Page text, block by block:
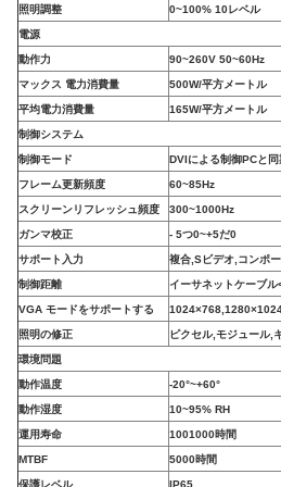
照明調整 0~100% 10レベル
電源
動作力 90~260V 50~60Hz
マックス 電力消費量 500W/平方メートル
平均電力消費量 165W/平方メートル
制御システム
制御モード DVIによる制御PCと同
フレーム更新頻度 60~85Hz
スクリーンリフレッシュ頻度 300~1000Hz
ガンマ校正 - 5つ0~+5だ0
サポート入力 複合,Sビデオ,コンポ
制御距離 イーサネットケーブル
VGA モードをサポートする
照明の修正 ピクセル,モジュール,
環境問題
動作温度 -20°~+60°
動作湿度 10~95% RH
運用寿命 1001000時間
MTBF 5000時間
保護レベル IP65